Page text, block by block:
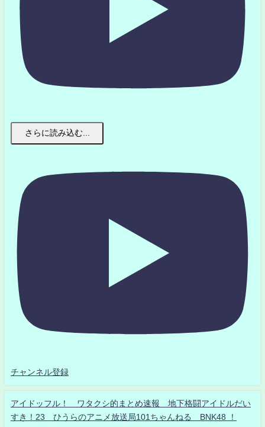
さらに読み込む...
チャンネル登録
アイドッフル！ ワタクシ的まとめ速報 地下格闘アイドルだい
すき！23 ひうらのアニメ放送局101ちゃんねる BNK48 ！